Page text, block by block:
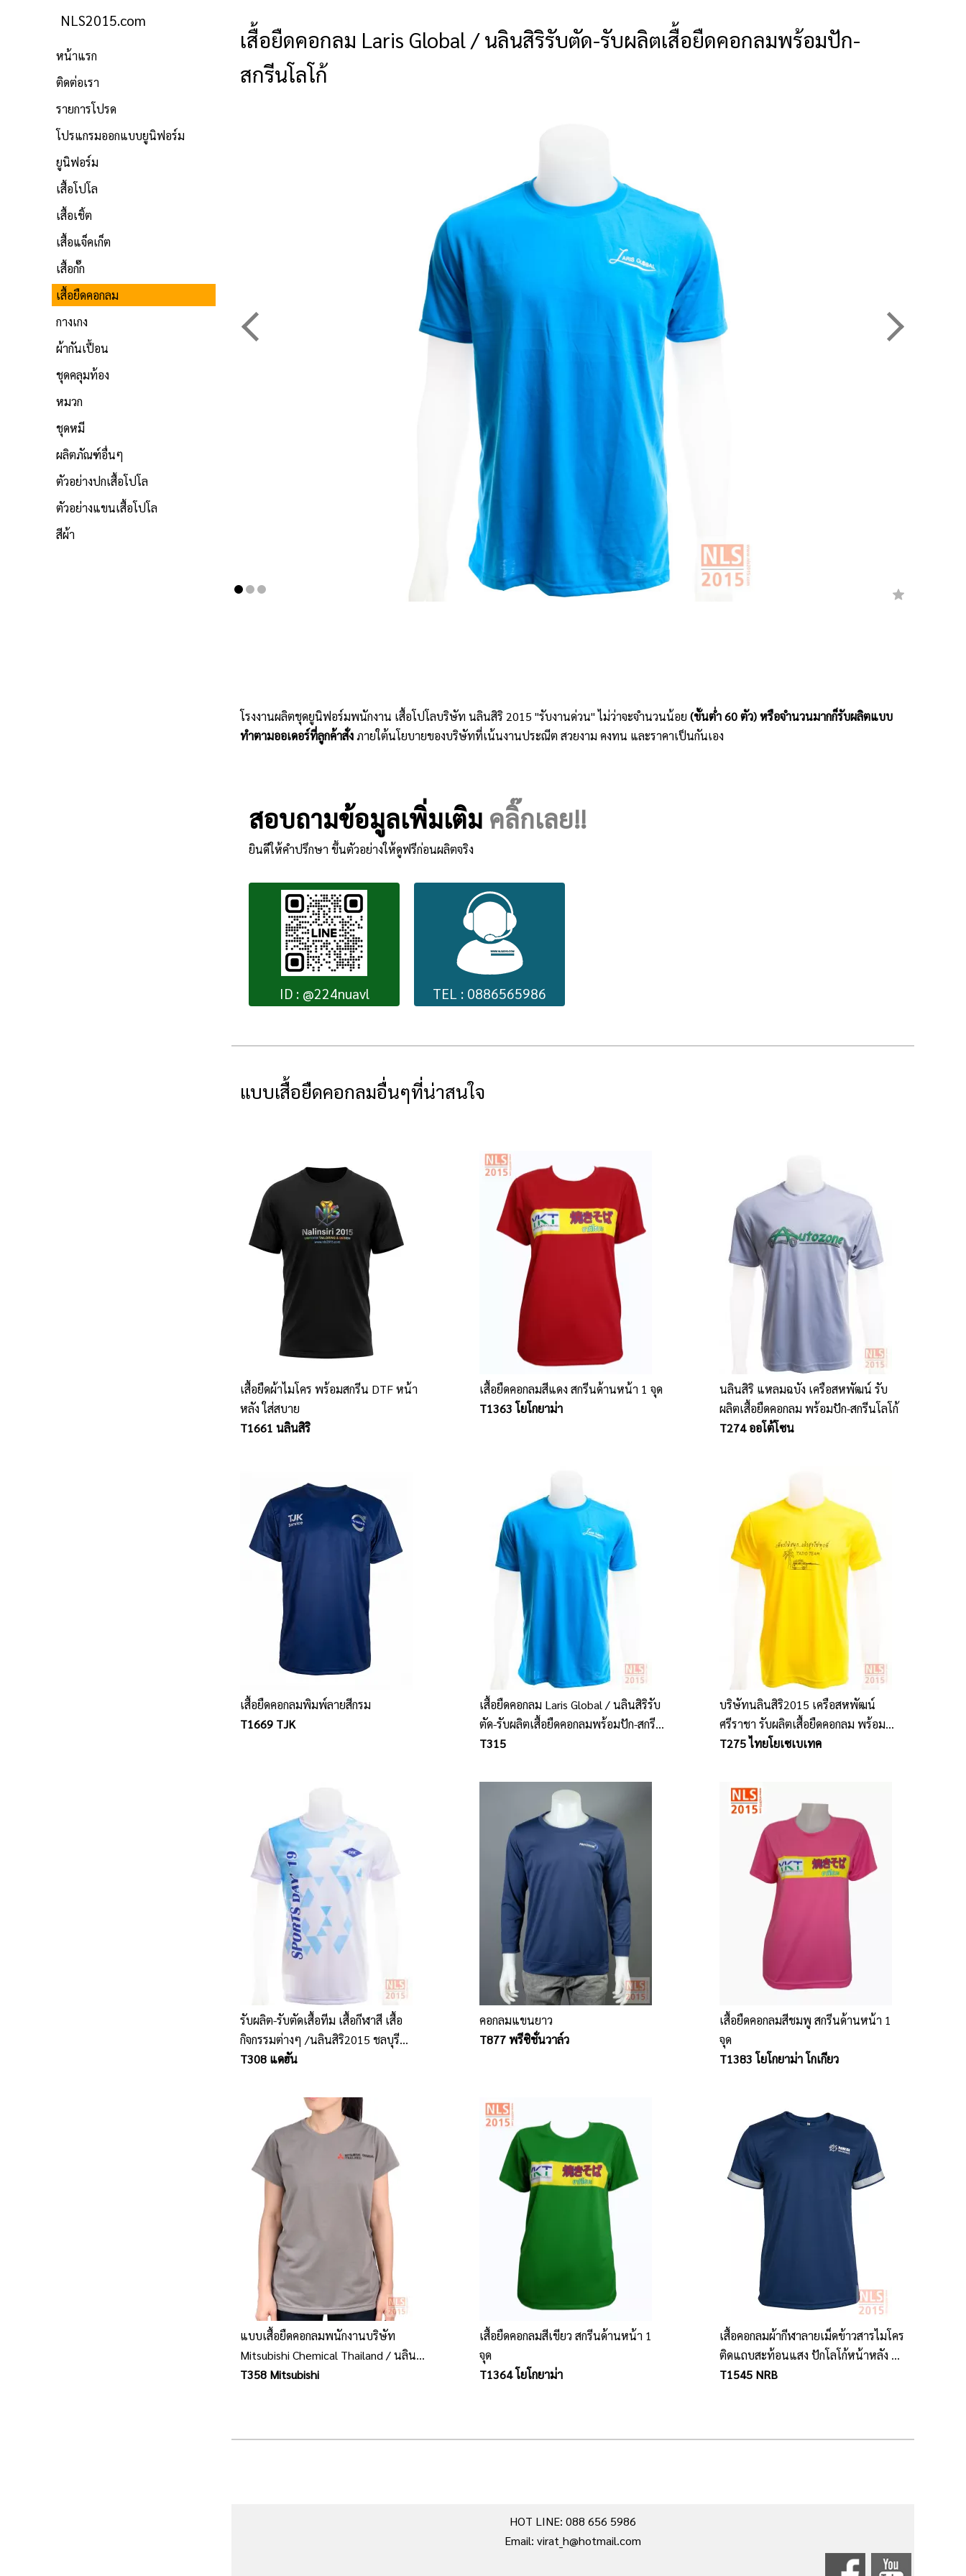
NLS2015.com
หน้าแรก
ติดต่อเรา
รายการโปรด
โปรแกรมออกแบบยูนิฟอร์ม
ยูนิฟอร์ม
เสื้อโปโล
เสื้อเชิ้ต
เสื้อแจ็คเก็ต
เสื้อกั๊ก
เสื้อยืดคอกลม
กางเกง
ผ้ากันเปื้อน
ชุดคลุมท้อง
หมวก
ชุดหมี
ผลิตภัณฑ์อื่นๆ
ตัวอย่างปกเสื้อโปโล
ตัวอย่างแขนเสื้อโปโล
สีผ้า
เสื้อยืดคอกลม Laris Global / นลินสิริรับตัด-รับผลิตเสื้อยืดคอกลมพร้อมปัก-
สกรีนโลโก้
โรงงานผลิตชุดยูนิฟอร์มพนักงาน เสื้อโปโลบริษัท นลินสิริ 2015 "รับงานด่วน" ไม่ว่าจะจำนวนน้อย (ขั้นต่ำ 60 ตัว) หรือจำนวนมากก็รับผลิตแบบ
ทำตามออเดอร์ที่ลูกค้าสั่งภายใต้นโยบายของบริษัทที่เน้นงานประณีต สวยงาม คงทน และราคาเป็นกันเอง
สอบถามข้อมูลเพิ่มเติม คลิ๊กเลย!!
ยินดีให้คำปรึกษา ขึ้นตัวอย่างให้ดูฟรีก่อนผลิตจริง
ID : @224nuavl TEL : 0886565986
แบบเสื้อยืดคอกลมอื่นๆที่น่าสนใจ
เสื้อยืดผ้าไมโคร พร้อมสกรีน DTF หน้า
หลัง ใส่สบาย
T1661 นลินสิริ
เสื้อยืดคอกลมสีแดง สกรีนด้านหน้า 1 จุด
T1363 โยโกยาม่า
นลินสิริ แหลมฉบัง เครือสหพัฒน์ รับ
ผลิตเสื้อยืดคอกลม พร้อมปัก-สกรีนโลโก้
T274 ออโต้โซน
เสื้อยืดคอกลมพิมพ์ลายสีกรม
T1669 TJK
เสื้อยืดคอกลม Laris Global / นลินสิริรับ
ตัด-รับผลิตเสื้อยืดคอกลมพร้อมปัก-สกรีน
โลโก้
T315
บริษัทนลินสิริ2015 เครือสหพัฒน์
ศรีราชา รับผลิตเสื้อยืดคอกลม พร้อม
สกรีนโลโก้ ราคากันเอง
T275 ไทยโยเซเบเทค
รับผลิต-รับตัดเสื้อทีม เสื้อกีฬาสี เสื้อ
กิจกรรมต่างๆ /นลินสิริ2015 ชลบุรี
ศรีราชา
T308 แดฮัน
คอกลมแขนยาว
T877 พรีซิชั่นวาล์ว
เสื้อยืดคอกลมสีชมพู สกรีนด้านหน้า 1
จุด
T1383 โยโกยาม่า โกเกียว
แบบเสื้อยืดคอกลมพนักงานบริษัท
Mitsubishi Chemical Thailand / นลิน
สิริศรีราชา รับตัดรับผลิตเสื้อยื้ดคอกลม
T358 Mitsubishi
เสื้อยืดคอกลมสีเขียว สกรีนด้านหน้า 1
จุด
T1364 โยโกยาม่า
เสื้อคอกลมผ้ากีฬาลายเม็ดข้าวสารไมโคร
ติดแถบสะท้อนแสง ปักโลโก้หน้าหลัง สี
กรม
T1545 NRB
HOT LINE: 088 656 5986
Email: virat_h@hotmail.com